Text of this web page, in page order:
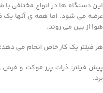
این دستگاه ها در انواع مختلفی
عرضه می شود. اما همه ی آنها یک
هوا از بین می روند.
هر فیلتر یک کار خاص انجام می
پیش فیلتر: ذرات پرز موکت و فرش
برد.